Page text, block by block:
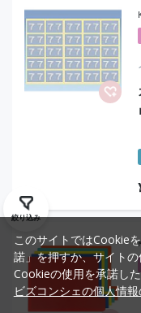
絞り込み
このサイトではCookie
諾」を押すか、サイト
Cookieの使用を承諾し
ビズコンシェの個人情